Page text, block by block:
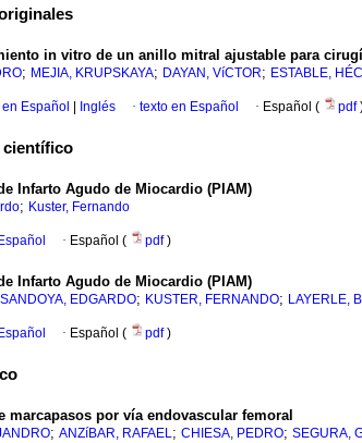
in vitro de un anillo mitral ajustable para
; MEJIA, KRUPSKAYA; DAYAN, VíCTOR; ESTABLE,
Español Inglés · texto en Español · Español ( pdf
científico
Infarto Agudo de Miocardio (PIAM)
; Kuster, Fernando
· Español ( pdf)
Infarto Agudo de Miocardio (PIAM)
SANDOYA, EDGARDO; KUSTER, FERNANDO; LAYERLE,
· Español ( pdf)
marcapasos por vía endovascular femoral
; ANZíBAR, RAFAEL; CHIESA, PEDRO; SEGURA,